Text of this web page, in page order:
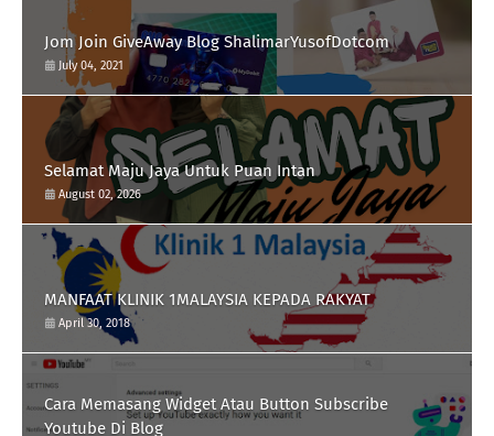
Jom Join GiveAway Blog ShalimarYusofDotcom
July 04, 2021
Selamat Maju Jaya Untuk Puan Intan
August 02, 2026
MANFAAT KLINIK 1MALAYSIA KEPADA RAKYAT
April 30, 2018
Cara Memasang Widget Atau Button Subscribe
Youtube Di Blog